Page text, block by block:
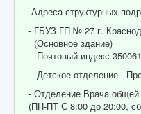
Адреса структурных
- ГБУЗ ГП № 27 г.
(Основное здание)
Почтовый индекс 350061
- Детское отделение -
- Отделение Врача общей
(ПН-ПТ С 8:00 до 20:00,